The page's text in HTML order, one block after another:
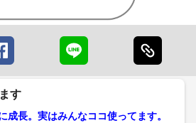
す
成長。実はみんなココ使ってます。